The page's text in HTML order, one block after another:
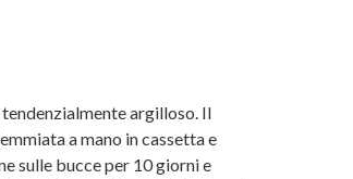
argilloso. Il
a mano in cassetta e
sulle bucce per 10 giorni e